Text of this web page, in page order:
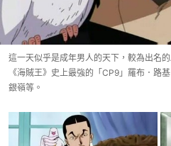
這一天似乎是成年男人的天下，較為出名
《海賊王》史上最強的「CP9」羅布．路
銀嶺等。